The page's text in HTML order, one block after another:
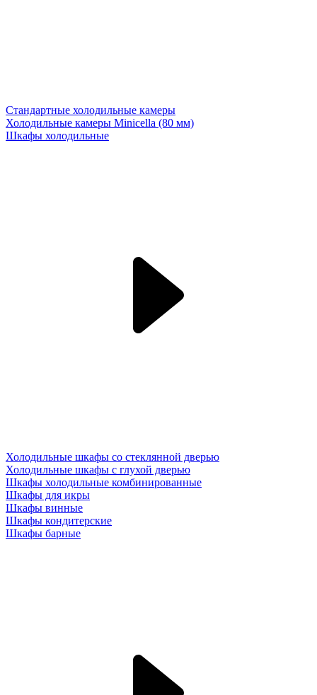
Стандартные холодильные камеры
Холодильные камеры Minicella (80 мм)
Шкафы холодильные
Холодильные шкафы со стеклянной дверью
Холодильные шкафы с глухой дверью
Шкафы холодильные комбинированные
Шкафы для икры
Шкафы винные
Шкафы кондитерские
Шкафы барные